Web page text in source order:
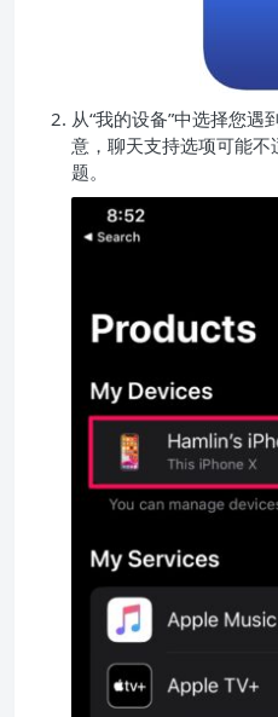
从“我的设备”中选择您
意，聊天支持选项可能
题。